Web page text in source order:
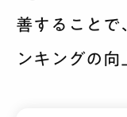
善することで
ンキングの向